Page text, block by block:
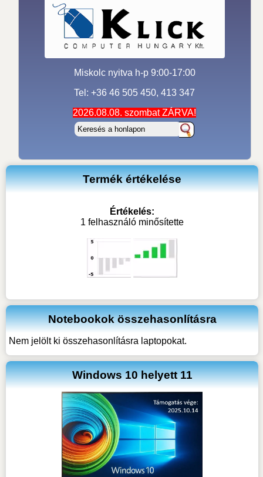
Miskolc nyitva h-p 9:00-17:00
Tel: +36 46 505 450, 413 347
2026.08.08. szombat ZÁRVA!
Termék értékelése
Értékelés:
1 felhasználó minősítette
Notebookok összehasonlításra
Nem jelölt ki összehasonlításra laptopokat.
Windows 10 helyett 11